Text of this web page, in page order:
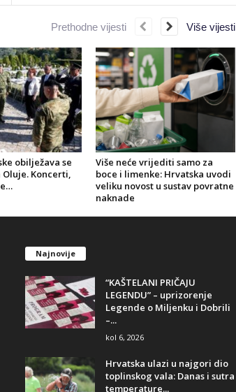
obilježava se
Koncerti,
Više neće vrijediti samo za
boce i limenke: Hrvatska uvodi
veliku novost u sustav povratne
naknade
Prethodne vijesti Više vijesti
Najnovije
“KAŠTELANI PRIČAJU
LEGENDU” – uprizorenje
Legende o Miljenku i Dobrili
–...
kol 6, 2026
Hrvatska ulazi u najgori dio
toplinskog vala: Danas i sutra
temperature...